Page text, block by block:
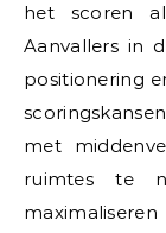
het scoren
Aanvallers in
positionering
met
ruimtes te